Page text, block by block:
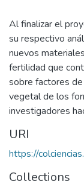
Al finalizar el
su respectivo
nuevos
fertilidad que
sobre factores
vegetal de los
investigadores
URI
https://
Collections